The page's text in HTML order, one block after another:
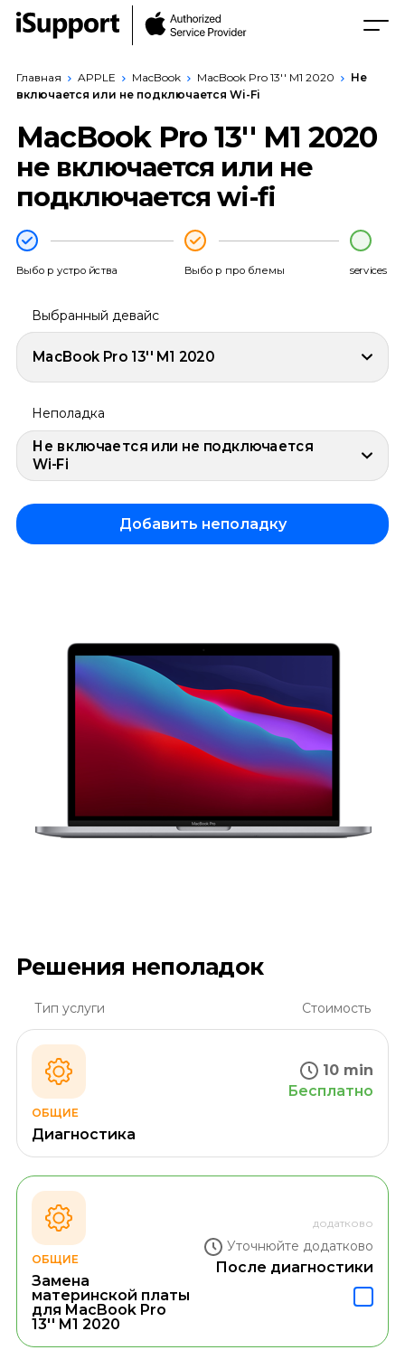
Главная APPLE MacBook MacBook Pro 13'' M1 2020
Не
включается или не подключается Wi-Fi
MacBook Pro 13'' M1 2020
не включается или не
подключается wi-fi
Выбор устройства Выбор проблемы services
Выбранный девайс
MacBook Pro 13'' M1 2020
Неполадка
Не включается или не подключается
Wi-Fi
Добавить неполадку
Решения неполадок
Тип услуги Стоимость
ОБЩИЕ
Диагностика
10 min
Бесплатно
ОБЩИЕ
Замена
материнской платы
для MacBook Pro
13'' M1 2020
додатково
Уточнюйте додатково
После диагностики